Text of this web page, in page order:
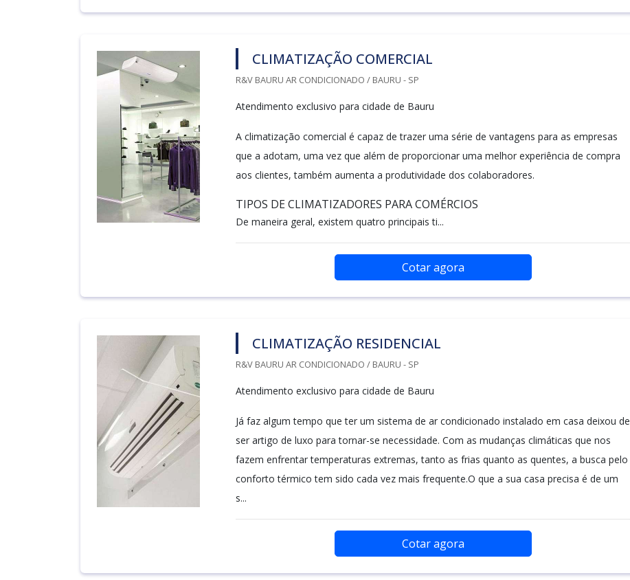
CLIMATIZAÇÃO COMERCIAL
R&V BAURU AR CONDICIONADO / BAURU - SP
Atendimento exclusivo para cidade de Bauru
A climatização comercial é capaz de trazer uma série de vantagens para as empresas
que a adotam, uma vez que além de proporcionar uma melhor experiência de compra
aos clientes, também aumenta a produtividade dos colaboradores.
TIPOS DE CLIMATIZADORES PARA COMÉRCIOS
De maneira geral, existem quatro principais ti...
Cotar agora
CLIMATIZAÇÃO RESIDENCIAL
R&V BAURU AR CONDICIONADO / BAURU - SP
Atendimento exclusivo para cidade de Bauru
Já faz algum tempo que ter um sistema de ar condicionado instalado em casa deixou de
ser artigo de luxo para tornar-se necessidade. Com as mudanças climáticas que nos
fazem enfrentar temperaturas extremas, tanto as frias quanto as quentes, a busca pelo
conforto térmico tem sido cada vez mais frequente.O que a sua casa precisa é de um
s...
Cotar agora